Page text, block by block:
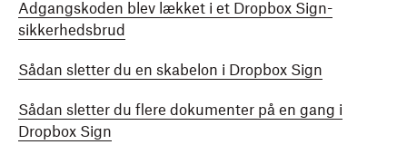
Adgangskoden blev lækket i et Dropbox Sign-
sikkerhedsbrud
Sådan sletter du en skabelon i Dropbox Sign
Sådan sletter du flere dokumenter på en gang i
Dropbox Sign